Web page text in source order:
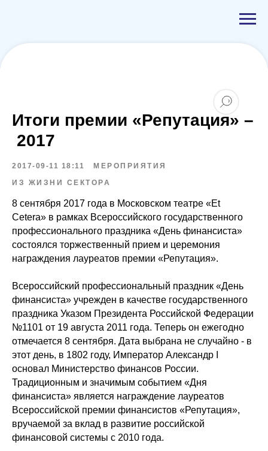
Итоги премии «Репутация» –
2017
2017-09-11 18:11
МЕРОПРИЯТИЯ
ИЗ ЖИЗНИ СЕКТОРА
8 сентября 2017 года в Московском театре «Et
Cetera» в рамках Всероссийского государственного
профессионального праздника «День финансиста»
состоялся торжественный прием и церемония
награждения лауреатов премии «Репутация».
Всероссийский профессиональный праздник «День
финансиста» учрежден в качестве государственного
праздника Указом Президента Российской Федерации
№1101 от 19 августа 2011 года. Теперь он ежегодно
отмечается 8 сентября. Дата выбрана не случайно - в
этот день, в 1802 году, Император Александр I
основал Министерство финансов России.
Традиционным и значимым событием «Дня
финансиста» является награждение лауреатов
Всероссийской премии финансистов «Репутация»,
вручаемой за вклад в развитие российской
финансовой системы с 2010 года.